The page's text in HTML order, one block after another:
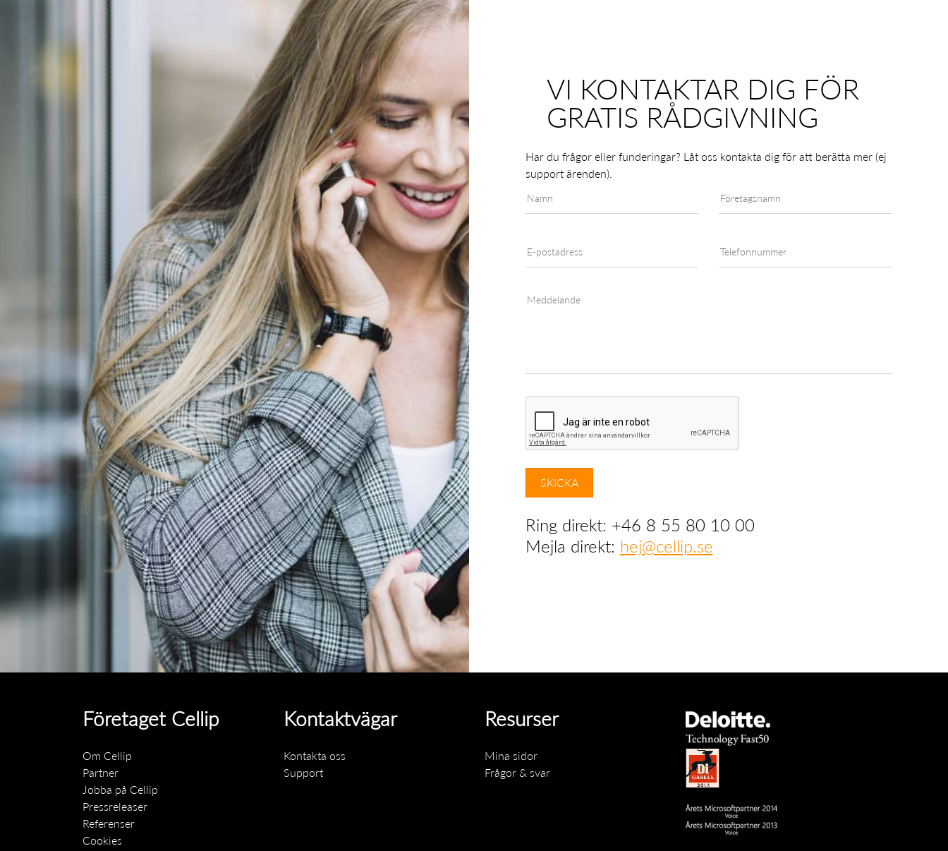
VI KONTAKTAR DIG FÖR
GRATIS RÅDGIVNING
Har du frågor eller funderingar? Låt oss kontakta dig för att berätta mer (ej
support ärenden).
Ring direkt: +46 8 55 80 10 00
Mejla direkt: hej@cellip.se
Företaget Cellip
Om Cellip
Partner
Jobba på Cellip
Pressreleaser
Referenser
Cookies
Kontaktvägar
Kontakta oss
Support
Resurser
Mina sidor
Frågor & svar